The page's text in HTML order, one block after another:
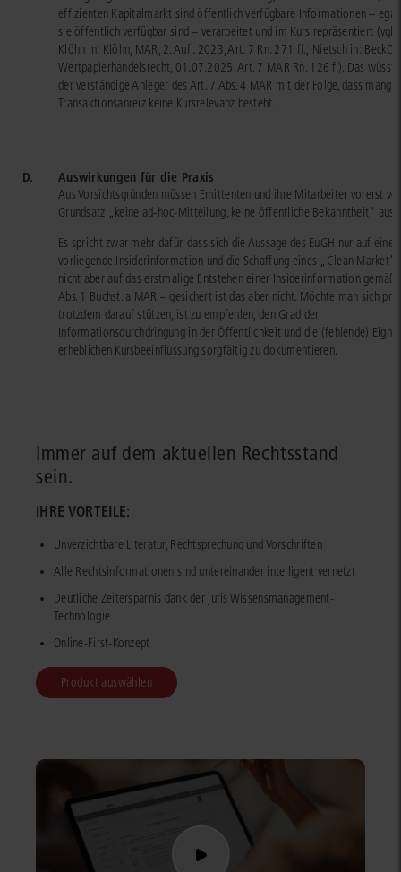
effizienten Kapitalmarkt sind öffentlich verfügbare Informationen –
sie öffentlich verfügbar sind – verarbeitet und im Kurs repräsentiert (vgl.
Klöhn in: Klöhn, MAR, 2. Aufl. 2023, Art. 7 Rn. 271 ff.; Nietsch in: BeckOK
Wertpapierhandelsrecht, 01.07.2025, Art. 7 MAR Rn. 126 f.). Das
der verständige Anleger des Art. 7 Abs. 4 MAR mit der Folge, dass
Transaktionsanreiz keine Kursrelevanz besteht.
D. Auswirkungen für die Praxis
Aus Vorsichtsgründen müssen Emittenten und ihre Mitarbeiter vorerst
Grundsatz „keine ad-hoc-Mitteilung, keine öffentliche Bekanntheit“
Es spricht zwar mehr dafür, dass sich die Aussage des EuGH nur auf eine
vorliegende Insiderinformation und die Schaffung eines „Clean Market“
nicht aber auf das erstmalige Entstehen einer Insiderinformation gemäß
Abs. 1 Buchst. a MAR – gesichert ist das aber nicht. Möchte man sich
trotzdem darauf stützen, ist zu empfehlen, den Grad der
Informationsdurchdringung in der Öffentlichkeit und die (fehlende)
erheblichen Kursbeeinflussung sorgfältig zu dokumentieren.
Immer auf dem aktuellen Rechtsstand
sein.
IHRE VORTEILE:
Unverzichtbare Literatur, Rechtsprechung und Vorschriften
Alle Rechtsinformationen sind untereinander intelligent vernetzt
Deutliche Zeitersparnis dank der juris Wissensmanagement-
Technologie
Online-First-Konzept
Produkt auswählen